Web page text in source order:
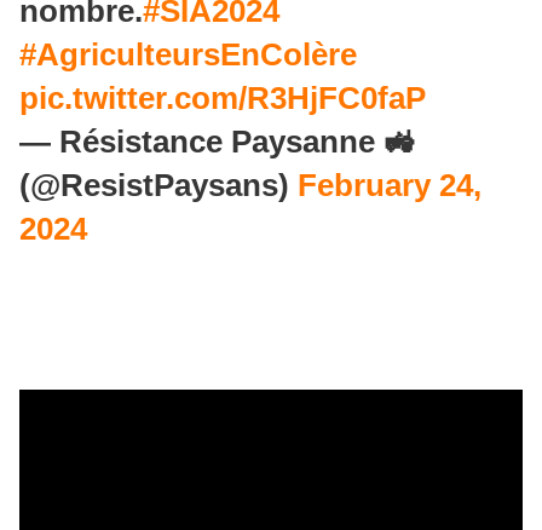
nombre.#SIA2024
#AgriculteursEnColère
pic.twitter.com/R3HjFC0faP
— Résistance Paysanne 🚜
(@ResistPaysans) February 24,
2024